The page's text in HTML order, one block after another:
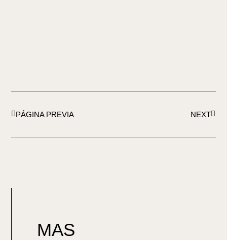
PÁGINA PREVIA
NEXT
MAS